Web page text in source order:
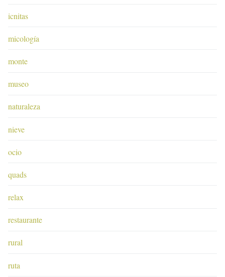
icnitas
micología
monte
museo
naturaleza
nieve
ocio
quads
relax
restaurante
rural
ruta